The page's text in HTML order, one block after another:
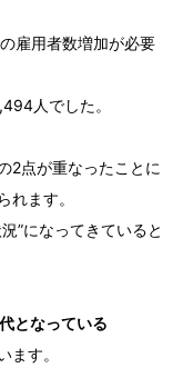
雇用者数増加が必要
人でした。
2点が重なったことに
れます。
”になってきていると
となっている
ます。